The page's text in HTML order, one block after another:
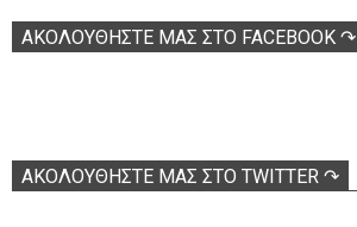
ΑΚΟΛOΥΘΉΣΤΕ ΜΑΣ ΣΤΟ FACEBOOK ↷
ΑΚΟΛΟΥΘΉΣΤΕ ΜΑΣ ΣΤΟ TWITTER ↷